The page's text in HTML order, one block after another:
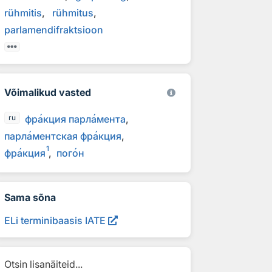
rühmitis
rühmitus
parlamendifraktsioon
Võimalikud vasted
ru фракция парламента
парламентская фракция
фракция1 погон
Sama sõna
ELi terminibaasis IATE
Otsin lisanäiteid...